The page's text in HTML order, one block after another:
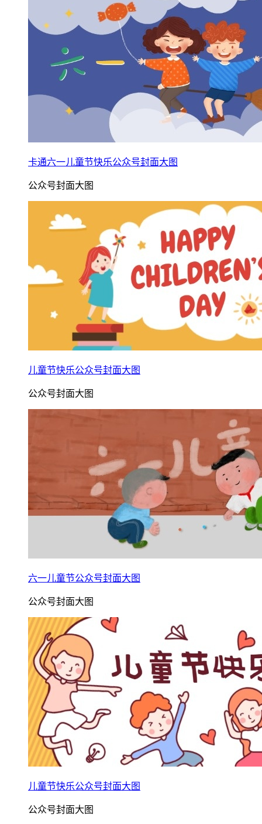
卡通六一儿童节快乐公众号封面大图
公众号封面大图
儿童节快乐公众号封面大图
公众号封面大图
六一儿童节公众号封面大图
公众号封面大图
儿童节快乐公众号封面大图
公众号封面大图